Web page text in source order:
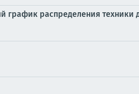
график распределения